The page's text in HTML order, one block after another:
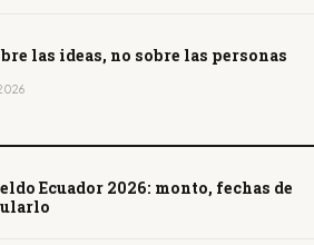
las ideas, no sobre las personas
Ecuador 2026: monto, fechas de